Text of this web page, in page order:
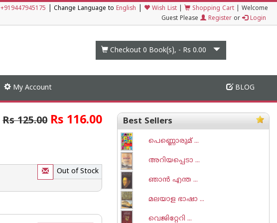
+919447945175 Change Language to English Wish List Shopping Cart
Welcome
Guest Please
Register or Login
Checkout 0 Book(s), - Rs 0.00
My Account BLOG
Rs 125.00 Rs 116.00
Out of Stock
Best Sellers
പെണ്ണൊരുമ് ...
അറിയപ്പെടാ ...
ഞാന്‍ എന്ത ...
മലയാള ഭാഷാ ...
വെജിറ്റേറി ...